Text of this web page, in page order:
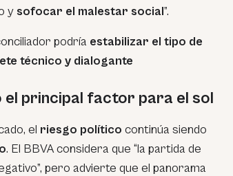
y sofocar el malestar social”.
podría estabilizar el tipo de
técnico y dialogante
el principal factor para el sol
el riesgo político continúa siendo
. El BBVA considera que “la partida de
pero advierte que el panorama